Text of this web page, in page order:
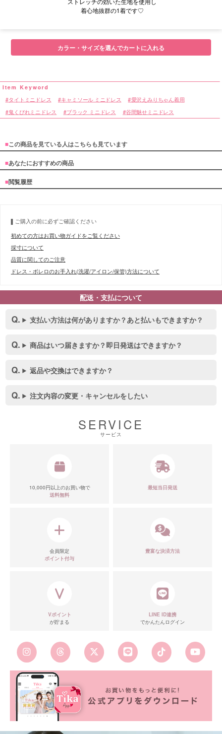
着心地抜群の1着です♡
■カラーバリエーション
カラー・サイズを選んでカートに入れる
タイトミニドレス キャミソール ミニドレス 愛沢えみりちゃん着用
鬼くびれミニドレス ブラック ミニドレス 谷間魅せミニドレス
■この商品を見ている人はこちらも見ています
■あなたにおすすめの商品
■閲覧履歴
ご購入の前に必ずご確認ください
初めての方はお買い物ガイドをご覧ください
採寸について
品質に関してのご注意
ドレス・ボレロのお手入れ(洗濯/アイロン/保管)方法について
配送・支払について
支払い方法は何がありますか？あと払いもできますか？
商品はいつ届きますか？即日発送はできますか？
返品や交換はできますか？
注文内容の変更・キャンセルをしたい
SERVICE
サービス
10,000円以上のお買い物で
送料無料
最短当日発送
会員限定
ポイント付与
豊富な決済方法
Vポイント
が貯まる
LINE ID連携
でかんたんログイン